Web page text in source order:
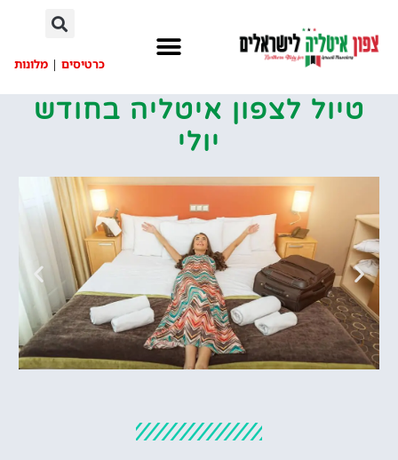
מלונות
לצפון איטליה בחודש